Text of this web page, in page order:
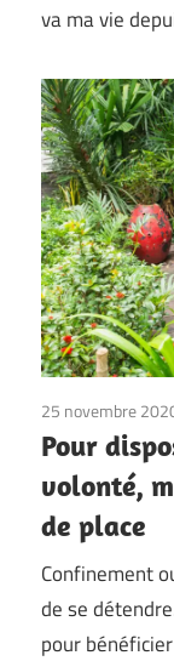
va ma vie
25 novembre
Pour
volonté,
de place
Confinement
de se
pour